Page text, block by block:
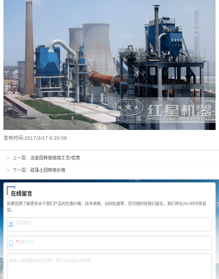
发布时间:2017/3/17 8:20:58
上一篇：冶金回转窑焙烧工艺/优势
下一篇：硅藻土回转窑价格
在线留言
如果您想了解更多关于我们产品的优惠价格、技术参数、出料粒度等，您可随时给我们留言，我们将在24小时内答复
您。
您的姓名
*联系方式
请输入您想要解决的问题，我们会快速与您联系...